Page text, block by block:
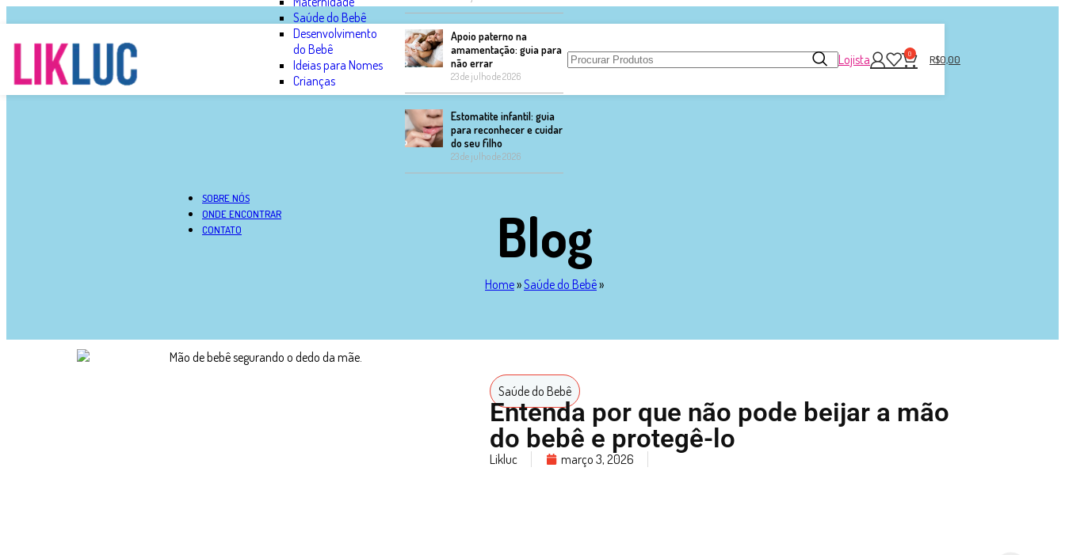
Saúde do Bebê
Desenvolvimento
do Bebê
Ideias para Nomes
Crianças
Apoio paterno na
amamentação: guia para
não errar
23 de julho de 2026
Estomatite infantil: guia
para reconhecer e cuidar
do seu filho
23 de julho de 2026
SOBRE NÓS
ONDE ENCONTRAR
CONTATO
Lojista 0 R$0,00
Blog
Home»Saúde do Bebê»
Saúde do Bebê
Entenda por que não pode beijar a mão
do bebê e protegê-lo
Likluc março 3, 2026